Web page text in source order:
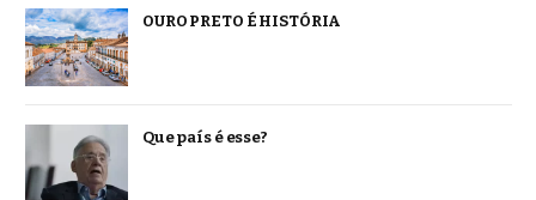
OURO PRETO É HISTÓRIA
Que país é esse?